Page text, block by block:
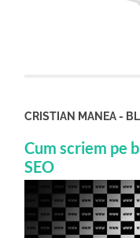
CRISTIAN MANEA -
Cum scriem pe
SEO